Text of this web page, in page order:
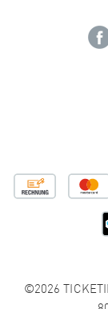
©2026